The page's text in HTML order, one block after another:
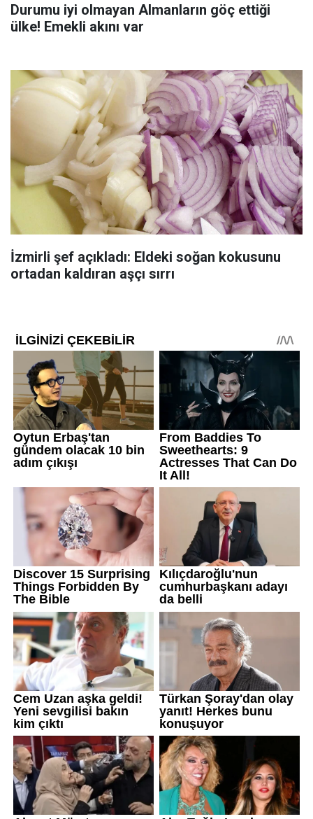
Durumu iyi olmayan Almanların göç ettiği
ülke! Emekli akını var
İzmirli şef açıkladı: Eldeki soğan kokusunu
ortadan kaldıran aşçı sırrı